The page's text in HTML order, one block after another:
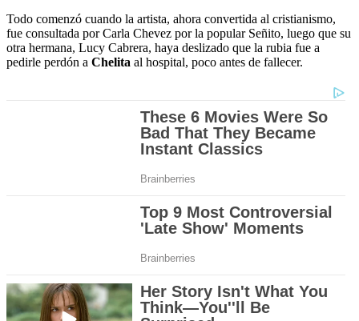
Todo comenzó cuando la artista, ahora convertida al cristianismo,
fue consultada por Carla Chevez por la popular Señito, luego que su
otra hermana, Lucy Cabrera, haya deslizado que la rubia fue a
pedirle perdón a Chelita al hospital, poco antes de fallecer.